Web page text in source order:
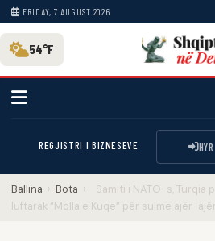
FRIDAY, 7 AUGUST 2026
54°F
REGJISTRI I BIZNESEVE HYR
Ballina › Bota ›
Samiti i NATO-s, Turqia
luftarak “Molla e Kuqe” për sulme ajër-